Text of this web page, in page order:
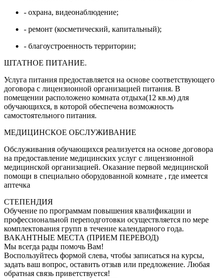
- охрана, видеонаблюдение;
- ремонт (косметический, капитальный);
- благоустроенность территории;
ШТАТНОЕ ПИТАНИЕ.
Услуга питания предоставляется на основе соответствующего
договора с лицензионной организацией питания. В
помещении расположено комната отдыха(12 кв.м) для
обучающихся, в которой обеспечена возможность
самостоятельного питания.
МЕДИЦИНСКОЕ ОБСЛУЖИВАНИЕ
Обслуживания обучающихся реализуется на основе договора
на предоставление медицинских услуг с лицензионной
медицинской организацией. Оказание первой медицинской
помощи в специально оборудованной комнате , где имеется
аптечка
СТЕПЕНДИЯ
Обучение по программам повышения квалификации и
профессиональной переподготовки осуществляется по мере
комплектования групп в течение календарного года.
ВАКАНТНЫЕ МЕСТА (ПРИЕМ ПЕРЕВОД)
Мы всегда рады помочь Вам!
Воспользуйтесь формой слева, чтобы записаться на курсы,
задать ваш вопрос, оставить отзыв или предложение. Любая
обратная связь приветствуется!